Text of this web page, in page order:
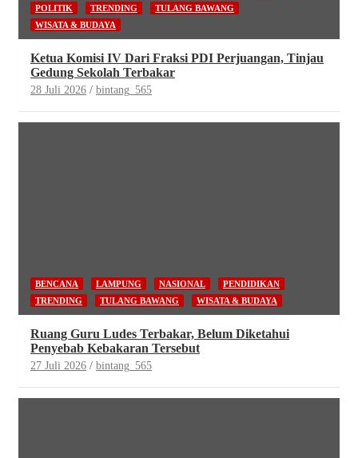
POLITIK
TRENDING
TULANG BAWANG
WISATA & BUDAYA
Ketua Komisi IV Dari Fraksi PDI Perjuangan, Tinjau
Gedung Sekolah Terbakar
28 Juli 2026 bintang_565
BENCANA LAMPUNG NASIONAL
PENDIDIKAN
TRENDING
TULANG BAWANG WISATA & BUDAYA
Ruang Guru Ludes Terbakar, Belum Diketahui
Penyebab Kebakaran Tersebut
27 Juli 2026 bintang_565